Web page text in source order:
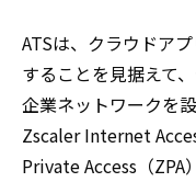
ATSは、クラウドア
することを見据えて
企業ネットワークを
Zscaler Internet
Private Access（ZPA